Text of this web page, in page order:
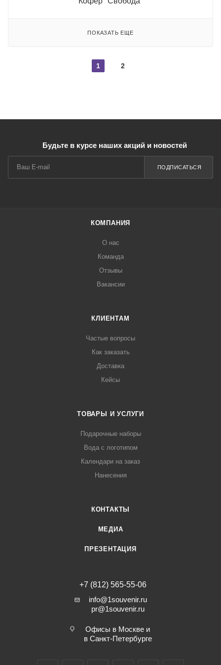
ПОКАЗАТЬ ЕЩЕ
1 2
Будьте в курсе наших акций и новостей
ПОДПИСАТЬСЯ
КОМПАНИЯ
О нас
Команда
Отзывы
Вакансии
КЛИЕНТАМ
Частые вопросы
Как заказать
Доставка
Кейсы
ТОВАРЫ И УСЛУГИ
Подарочные наборы
Вода с логотипом
Календари на заказ
Нанесения
КОНТАКТЫ
МЕДИА
ПРЕЗЕНТАЦИЯ
+7 (812) 565-55-06
info@1souvenir.ru
pr@1souvenir.ru
Офисы в Москве и
в Санкт-Петербурге